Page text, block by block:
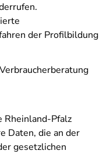
der Profilbildung
Rheinland-Pfalz
Daten, die an der
gesetzlichen